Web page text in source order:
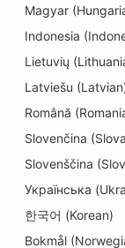
SEO за
SEO за
SEO за
SEO за
SEO за
SEO за стаи
Magyar
Indonesia
Lietuvių
Latviešu
Română
Slovenčina
Slovenščina
Українська
한국어 (Korean)
Bokmål